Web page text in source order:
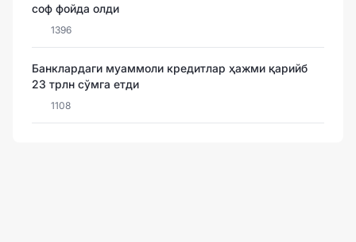
соф фойда олди
1396
Банклардаги муаммоли кредитлар ҳажми қарийб
23 трлн сўмга етди
1108